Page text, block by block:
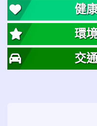
健
環
交